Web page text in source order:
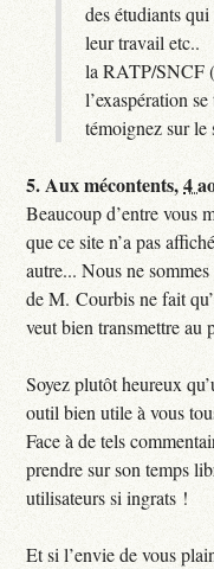
des étudiants
leur travail etc..
la RATP/SNCF
l’exaspération
témoignez sur
5.Aux mécontents,4
Beaucoup d’entre vous
que ce site n’a pas
autre... Nous ne
de M. Courbis ne fait
veut bien transmettre au
Soyez plutôt heureux
outil bien utile à vous
Face à de tels
prendre sur son temps
utilisateurs si ingrats !
Et si l’envie de vous